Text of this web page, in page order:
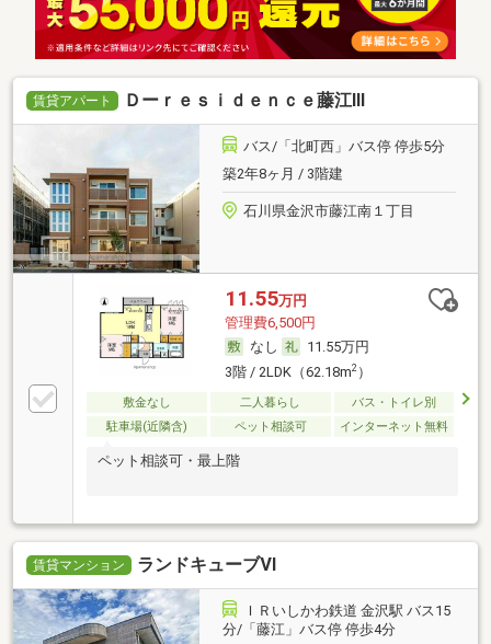
賃貸アパート Ｄーｒｅｓｉｄｅｎｃｅ藤江Ⅲ
バス/「北町西」バス停 停歩5分
築2年8ヶ月 / 3階建
石川県金沢市藤江南１丁目
11.55万円
管理費6,500円
なし
11.55万円
3階 / 2LDK（62.18m2）
敷金なし 二人暮らし
バス・トイレ別
駐車場(近隣含)
ペット相談可 インターネット無料
ペット相談可・最上階
賃貸マンション ランドキューブⅥ
ＩＲいしかわ鉄道 金沢駅 バス15
分/「藤江」バス停 停歩4分